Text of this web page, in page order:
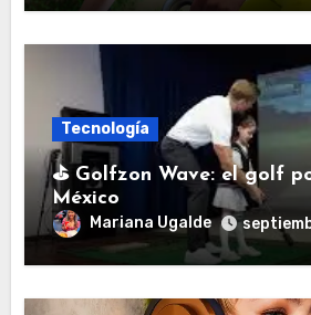
Tecnología
⛳ Golfzon Wave: el golf
México
Mariana Ugalde